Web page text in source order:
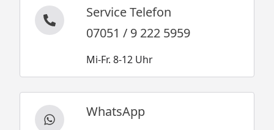
Service Telefon
07051 / 9 222 5959
Mi-Fr. 8-12 Uhr
WhatsApp